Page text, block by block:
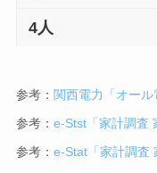
4人
参考： 関西電力「オール
参考： e-Stst「家計調査
参考： e-Stat「家計調査